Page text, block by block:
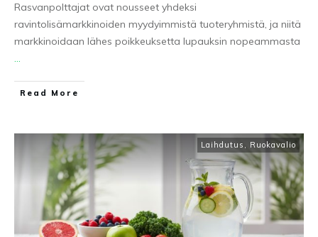
Rasvanpolttajat ovat nousseet yhdeksi
ravintolisämarkkinoiden myydyimmistä tuoteryhmistä, ja niitä
markkinoidaan lähes poikkeuksetta lupauksin nopeammasta
...
Read More
Laihdutus , Ruokavalio